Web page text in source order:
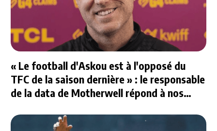
« Le football d'Askou est à l'opposé du
TFC de la saison dernière » : le responsable
de la data de Motherwell répond à nos